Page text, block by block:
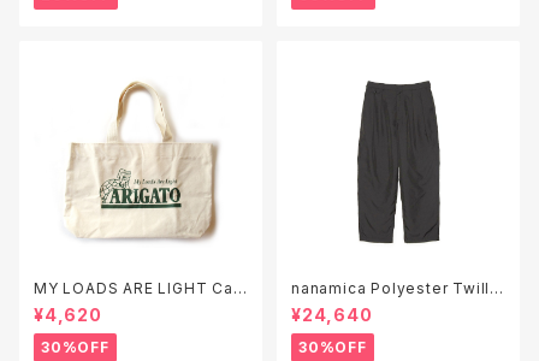
MY LOADS ARE LIGHT Can
vas Tote Bag "ARIGATO"
¥4,620
30%OFF
nanamica Polyester Twill
Club Pants ( S26SC051 )
¥24,640
30%OFF